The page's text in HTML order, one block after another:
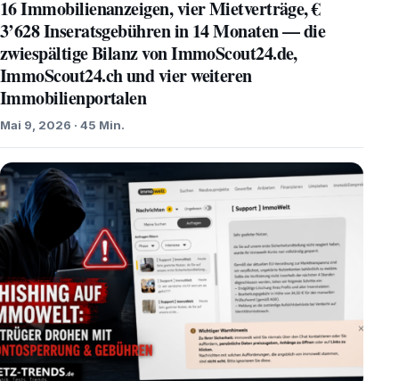
16 Immobilienanzeigen, vier Mietverträge, €
3’628 Inseratsgebühren in 14 Monaten — die
zwiespältige Bilanz von ImmoScout24.de,
ImmoScout24.ch und vier weiteren
Immobilienportalen
Mai 9, 2026 · 45 Min.